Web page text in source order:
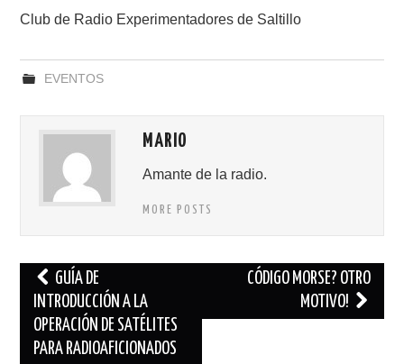
Club de Radio Experimentadores de Saltillo
EVENTOS
MARIO
Amante de la radio.
MORE POSTS
Navegación
de
entradas
GUÍA DE
INTRODUCCIÓN A LA
OPERACIÓN DE SATÉLITES
PARA RADIOAFICIONADOS
CÓDIGO MORSE? OTRO
MOTIVO!